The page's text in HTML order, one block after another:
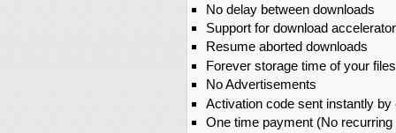
No delay between downloads
Support for download
Resume aborted downloads
Forever storage time of your files
No Advertisements
Activation code sent instantly by
One time payment (No